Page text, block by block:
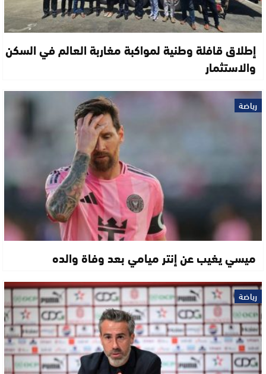
إطلاق قافلة وطنية لمواكبة مغاربة العالم في السكن
والاستثمار
رياضة
ميسي يغيب عن إنتر ميامي بعد وفاة والده
رياضة